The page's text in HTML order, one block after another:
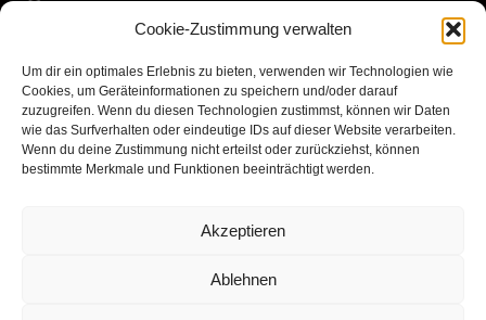
Cookie-Zustimmung verwalten
Um dir ein optimales Erlebnis zu bieten, verwenden wir Technologien wie
Cookies, um Geräteinformationen zu speichern und/oder darauf
zuzugreifen. Wenn du diesen Technologien zustimmst, können wir Daten
wie das Surfverhalten oder eindeutige IDs auf dieser Website verarbeiten.
Wenn du deine Zustimmung nicht erteilst oder zurückziehst, können
bestimmte Merkmale und Funktionen beeinträchtigt werden.
Akzeptieren
Ablehnen
Folge dem ULC Bludenz
Klicke hier, um Marketing-Cookies zu